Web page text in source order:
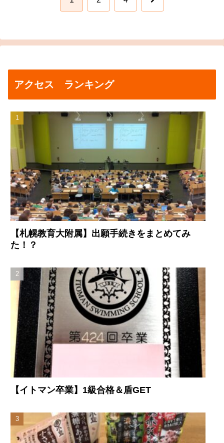
アクセス ランキング
【札幌教育大附属】出願手続きをまとめてみ
た！？
【イトマン卒業】1級合格＆盾GET